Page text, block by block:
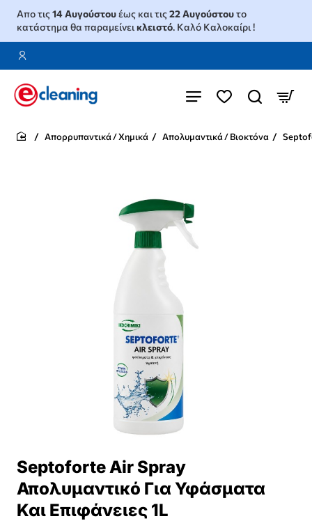
Απο τις14 Αυγούστουέως και τις22 Αυγούστουτο
κατάστημα θα παραμείνεικλειστό. Καλό Καλοκαίρι !
Απορρυπαντικά / Χημικά Απολυμαντικά / Βιοκτόνα
Septoforte Air Spray
Απολυμαντικό Για Υφάσματα
Και Επιφάνειες 1L